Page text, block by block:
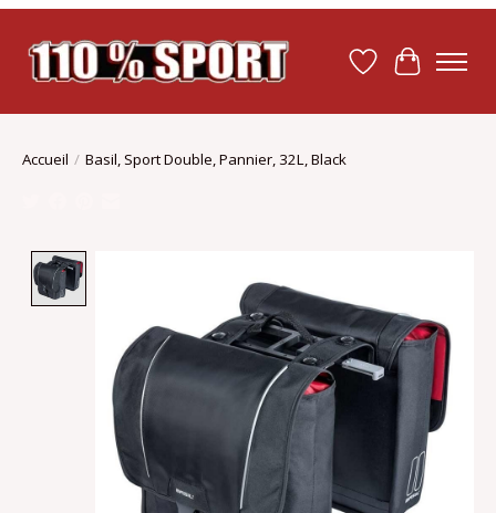
Liste dePanier
Accueil / Basil, Sport Double, Pannier, 32L, Black